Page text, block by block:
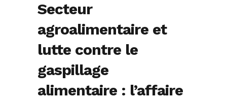
Secteur
agroalimentaire et
lutte contre le
gaspillage
alimentaire : l’affaire